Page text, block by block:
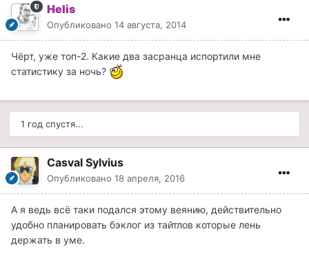
Helis
Опубликовано 14 августа, 2014
Чёрт, уже топ-2. Какие два засранца испортили мне
статистику за ночь?
1 год спустя...
Casval Sylvius
Опубликовано 18 апреля, 2016
А я ведь всё таки подался этому веянию, действительно
удобно планировать бэклог из тайтлов которые лень
держать в уме.